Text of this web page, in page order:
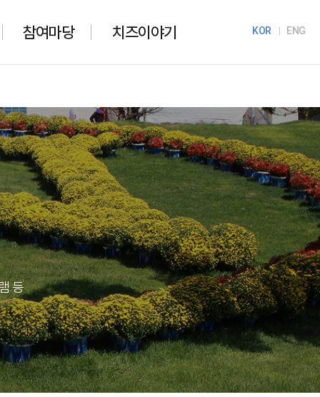
참여마당 치즈이야기 KOR ENG
등